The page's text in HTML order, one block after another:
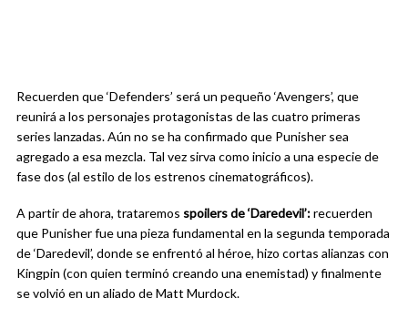
Recuerden que ‘Defenders’ será un pequeño ‘Avengers’, que
reunirá a los personajes protagonistas de las cuatro primeras
series lanzadas. Aún no se ha confirmado que Punisher sea
agregado a esa mezcla. Tal vez sirva como inicio a una especie de
fase dos (al estilo de los estrenos cinematográficos).
A partir de ahora, trataremos spoilers de ‘Daredevil’:recuerden
que Punisher fue una pieza fundamental en la segunda temporada
de ‘Daredevil’, donde se enfrentó al héroe, hizo cortas alianzas con
Kingpin (con quien terminó creando una enemistad) y finalmente
se volvió en un aliado de Matt Murdock.